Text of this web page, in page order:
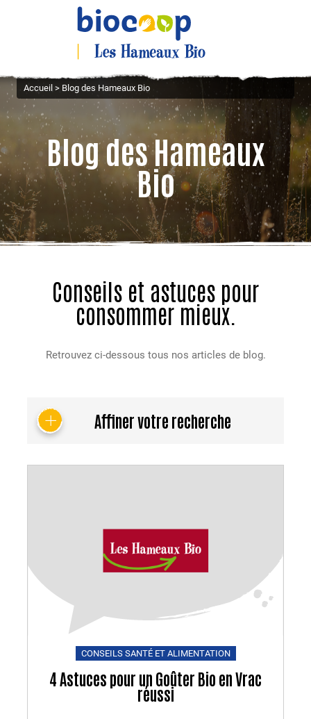
Accueil> Blog des Hameaux Bio
Blog des Hameaux
Bio
Conseils et astuces pour
consommer mieux.
Retrouvez ci-dessous tous nos articles de blog.
Affiner votre recherche
CONSEILS SANTÉ ET ALIMENTATION
4 Astuces pour un Goûter Bio en Vrac
réussi